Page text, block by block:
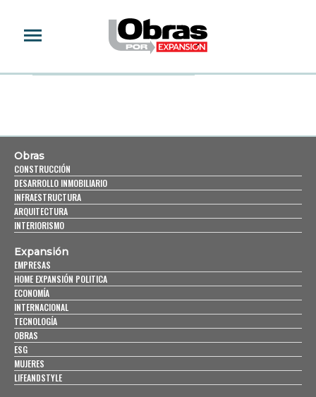
Obras
CONSTRUCCIÓN
DESARROLLO INMOBILIARIO
INFRAESTRUCTURA
ARQUITECTURA
INTERIORISMO
Expansión
EMPRESAS
HOME EXPANSIÓN POLITICA
ECONOMÍA
INTERNACIONAL
TECNOLOGÍA
OBRAS
ESG
MUJERES
LIFEANDSTYLE